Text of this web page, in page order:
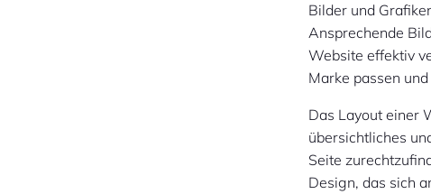
Bilder und
Ansprechende
Website effektiv
Marke passen
Das Layout einer
übersichtliches
Seite
Design, das sich